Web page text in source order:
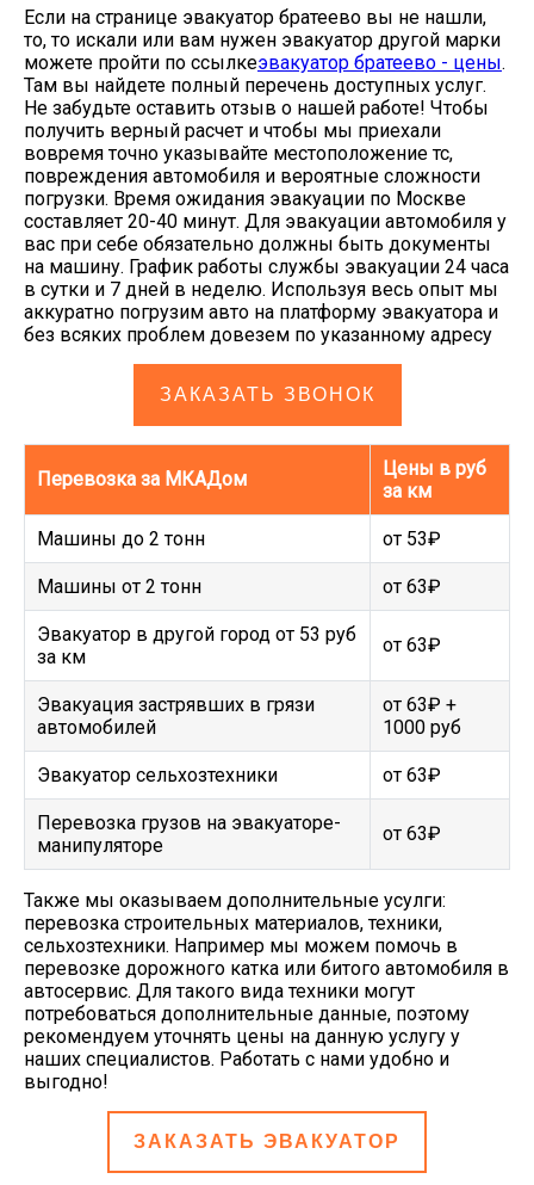
Если на странице эвакуатор братеево вы не нашли,
то, то искали или вам нужен эвакуатор другой марки
можете пройти по ссылкеэвакуатор братеево - цены.
Там вы найдете полный перечень доступных услуг.
Не забудьте оставить отзыв о нашей работе! Чтобы
получить верный расчет и чтобы мы приехали
вовремя точно указывайте местоположение тс,
повреждения автомобиля и вероятные сложности
погрузки. Время ожидания эвакуации по Москве
составляет 20-40 минут. Для эвакуации автомобиля у
вас при себе обязательно должны быть документы
на машину. График работы службы эвакуации 24 часа
в сутки и 7 дней в неделю. Используя весь опыт мы
аккуратно погрузим авто на платформу эвакуатора и
без всяких проблем довезем по указанному адресу
ЗАКАЗАТЬ ЗВОНОК
Перевозка за МКАДом
Цены в руб
за км
Машины до 2 тонн от 53₽
Машины от 2 тонн от 63₽
Эвакуатор в другой город от 53 руб
за км
от 63₽
Эвакуация застрявших в грязи
автомобилей
от 63₽ +
1000 руб
Эвакуатор сельхозтехники от 63₽
Перевозка грузов на эвакуаторе-
манипуляторе
от 63₽
Также мы оказываем дополнительные усулги:
перевозка строительных материалов, техники,
сельхозтехники. Например мы можем помочь в
перевозке дорожного катка или битого автомобиля в
автосервис. Для такого вида техники могут
потребоваться дополнительные данные, поэтому
рекомендуем уточнять цены на данную услугу у
наших специалистов. Работать с нами удобно и
выгодно!
ЗАКАЗАТЬ ЭВАКУАТОР